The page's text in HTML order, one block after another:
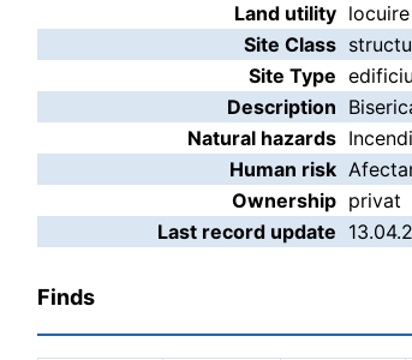
Land utility locuire
Site Class
Site Type
Description
Natural hazards
Human risk
Ownership privat
Last record update
Finds